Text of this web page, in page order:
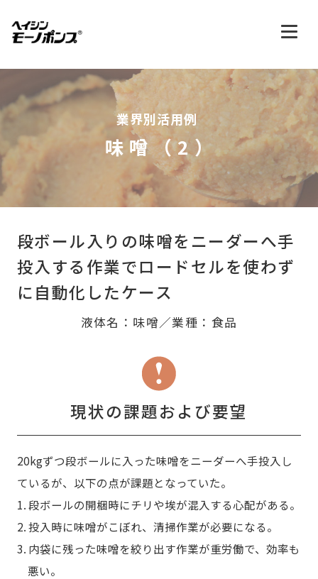
業界別活用例
味噌（2）
段ボール入りの味噌をニーダーへ手
投入する作業でロードセルを使わず
に自動化したケース
液体名：味噌／業種：食品
現状の課題および要望
20kgずつ段ボールに入った味噌をニーダーへ手投入し
ているが、以下の点が課題となっていた。
1. 段ボールの開梱時にチリや埃が混入する心配がある。
2. 投入時に味噌がこぼれ、清掃作業が必要になる。
3. 内袋に残った味噌を絞り出す作業が重労働で、効率も
悪い。